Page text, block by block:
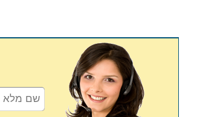
המכללה הטכנית לאנרגיה ובטיחות שנמצאת בדרך המכבים
במבי - המרכז לבטיחות ונהיגה שנמצאת בהזית 120 ת.ד. 120, מושב
מכון התקנים הישראלי שנמצאת בחיים לבנון 42 ת"א -
בית ספר לנהיגה גזר שנמצאת בקיבוץ גזר 99786